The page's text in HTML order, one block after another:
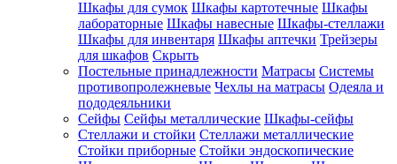
Шкафы для сумок Шкафы картотечные Шкафы
лабораторные Шкафы навесные Шкафы-стеллажи
Шкафы для инвентаря Шкафы аптечки Трейзеры
для шкафов Скрыть
Постельные принадлежности Матрасы Системы
противопролежневые Чехлы на матрасы Одеяла и
пододеяльники
Сейфы Сейфы металлические Шкафы-сейфы
Стеллажи и стойки Стеллажи металлические
Стойки приборные Стойки эндоскопические